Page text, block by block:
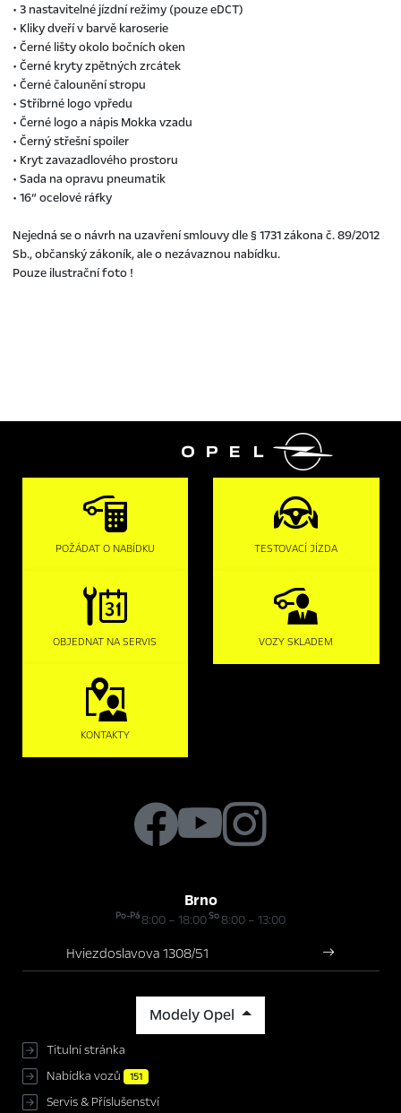
• 3 nastavitelné jízdní režimy (pouze eDCT)
• Kliky dveří v barvě karoserie
• Černé lišty okolo bočních oken
• Černé kryty zpětných zrcátek
• Černé čalounění stropu
• Stříbrné logo vpředu
• Černé logo a nápis Mokka vzadu
• Černý střešní spoiler
• Kryt zavazadlového prostoru
• Sada na opravu pneumatik
• 16“ ocelové ráfky
Nejedná se o návrh na uzavření smlouvy dle § 1731 zákona č. 89/2012
Sb., občanský zákoník, ale o nezávaznou nabídku.
Pouze ilustrační foto !

POŽÁDAT O NABÍDKU TESTOVACÍ JÍZDA
OBJEDNAT NA SERVIS VOZY SKLADEM
KONTAKTY
Brno
Po-Pá8:00 – 18:00So8:00 – 13:00
Hviezdoslavova 1308/51
Modely Opel
Titulní stránka
Nabídka vozů
151
Servis & Příslušenství